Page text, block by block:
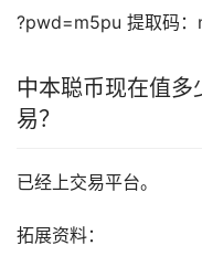
?pwd=m5pu 提取码
中本聪币现在值
易？
已经上交易平台。
拓展资料：